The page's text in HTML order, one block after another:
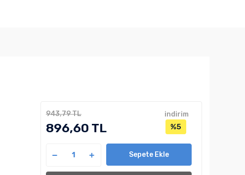
943,79 TL
896,60 TL
indirim
%5
Sepete Ekle